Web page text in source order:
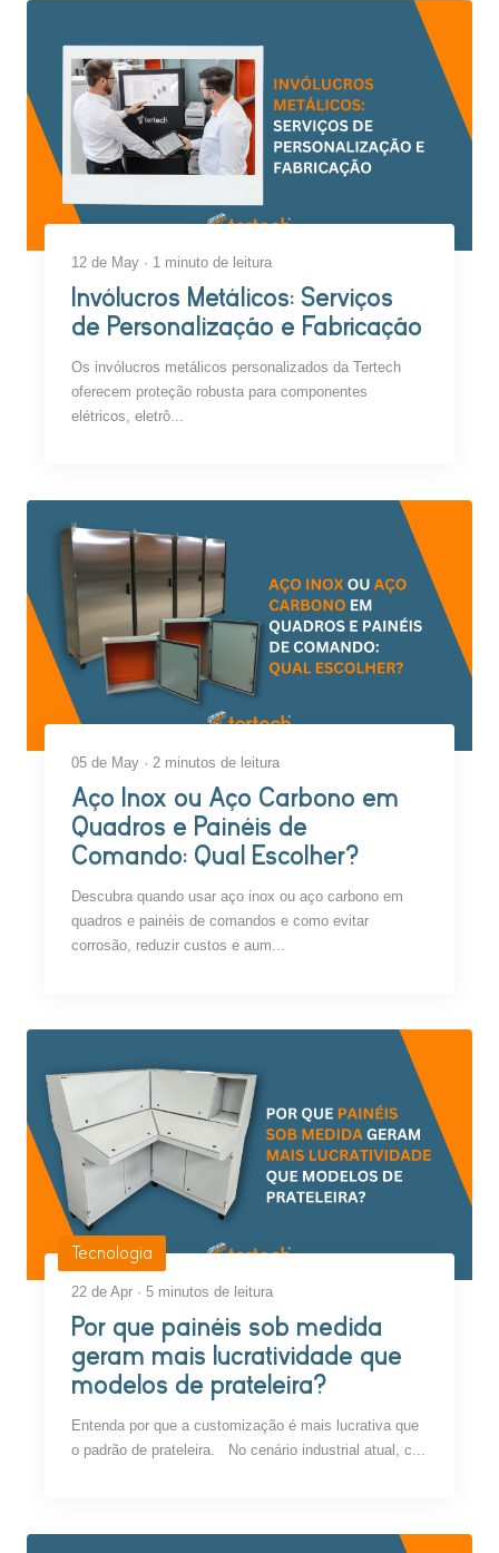
12 de May · 1 minuto de leitura
Invólucros Metálicos: Serviços
de Personalização e Fabricação
Os invólucros metálicos personalizados da Tertech
oferecem proteção robusta para componentes
elétricos, eletrô...
05 de May · 2 minutos de leitura
Aço Inox ou Aço Carbono em
Quadros e Painéis de
Comando: Qual Escolher?
Descubra quando usar aço inox ou aço carbono em
quadros e painéis de comandos e como evitar
corrosão, reduzir custos e aum...
Tecnologia
22 de Apr · 5 minutos de leitura
Por que painéis sob medida
geram mais lucratividade que
modelos de prateleira?
Entenda por que a customização é mais lucrativa que
o padrão de prateleira. No cenário industrial atual, c...